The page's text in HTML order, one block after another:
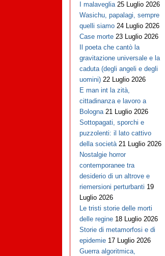
I malaveglia 25 Luglio 2026
Wasichu, papalagi, sempre
quelli siamo 24 Luglio 2026
Case morte 23 Luglio 2026
Il poeta che cantò la
gravitazione universale e la
caduta (degli angeli e degli
uomini) 22 Luglio 2026
E man int la zità,
cittadinanza e lavoro a
Bologna 21 Luglio 2026
Sottopagati, sporchi e
puzzolenti: il lato cattivo
della società 21 Luglio 2026
Nostalgie horror
contemporanee tra
desiderio di un altrove e
riemersioni perturbanti 19
Luglio 2026
Le tristi storie delle morti
delle regine 18 Luglio 2026
Storie di metamorfosi e di
epidemie 17 Luglio 2026
Guerra algoritmica,